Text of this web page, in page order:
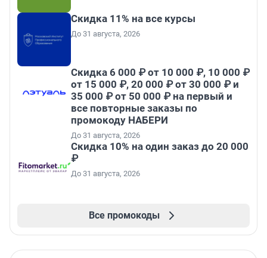
Скидка 11% на все курсы
До 31 августа, 2026
Скидка 6 000 ₽ от 10 000 ₽, 10 000 ₽
от 15 000 ₽, 20 000 ₽ от 30 000 ₽ и
35 000 ₽ от 50 000 ₽ на первый и
все повторные заказы по
промокоду НАБЕРИ
До 31 августа, 2026
Скидка 10% на один заказ до 20 000
₽
До 31 августа, 2026
Все промокоды